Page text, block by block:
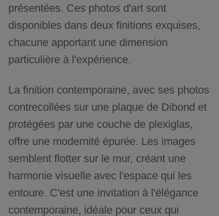
présentées. Ces photos d'art sont
disponibles dans deux finitions exquises,
chacune apportant une dimension
particulière à l'expérience.
La finition contemporaine, avec ses photos
contrecollées sur une plaque de Dibond et
protégées par une couche de plexiglas,
offre une modernité épurée. Les images
semblent flotter sur le mur, créant une
harmonie visuelle avec l'espace qui les
entoure. C'est une invitation à l'élégance
contemporaine, idéale pour ceux qui